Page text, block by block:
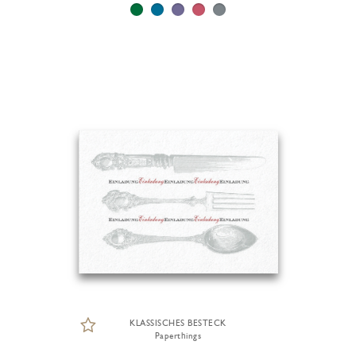
KLASSISCHES BESTECK
Paperthings